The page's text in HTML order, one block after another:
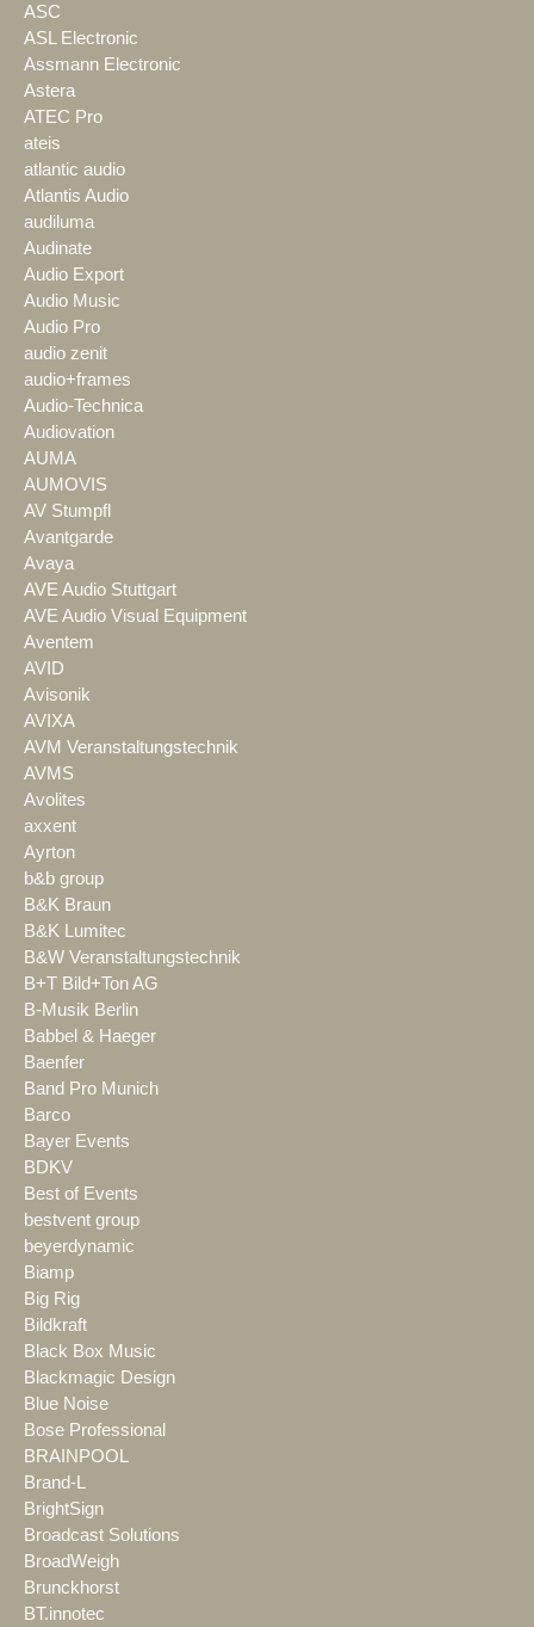
ASC
ASL Electronic
Assmann Electronic
Astera
ATEC Pro
ateis
atlantic audio
Atlantis Audio
audiluma
Audinate
Audio Export
Audio Music
Audio Pro
audio zenit
audio+frames
Audio-Technica
Audiovation
AUMA
AUMOVIS
AV Stumpfl
Avantgarde
Avaya
AVE Audio Stuttgart
AVE Audio Visual Equipment
Aventem
AVID
Avisonik
AVIXA
AVM Veranstaltungstechnik
AVMS
Avolites
axxent
Ayrton
b&b group
B&K Braun
B&K Lumitec
B&W Veranstaltungstechnik
B+T Bild+Ton AG
B-Musik Berlin
Babbel & Haeger
Baenfer
Band Pro Munich
Barco
Bayer Events
BDKV
Best of Events
bestvent group
beyerdynamic
Biamp
Big Rig
Bildkraft
Black Box Music
Blackmagic Design
Blue Noise
Bose Professional
BRAINPOOL
Brand-L
BrightSign
Broadcast Solutions
BroadWeigh
Brunckhorst
BT.innotec